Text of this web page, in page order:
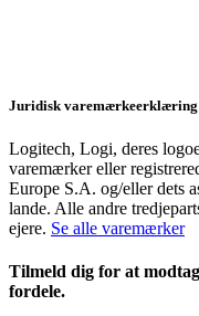
Juridisk varemærkeerklæring
Logitech, Logi, deres
varemærker eller
Europe S.A. og/eller dets
lande. Alle andre
ejere. Se alle varemærker
Tilmeld dig for at
fordele.